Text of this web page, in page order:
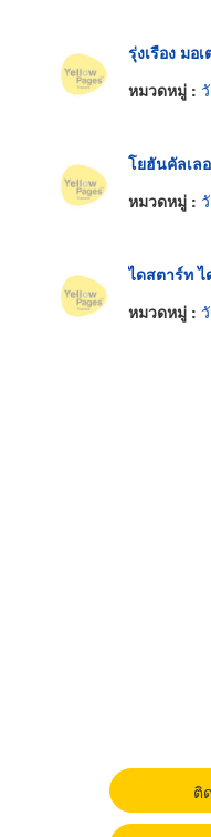
รุ่งเรือง มอ
หมวดหมู่ :
โยฮันคัลเล
หมวดหมู่ :
ไดสตาร์ท
หมวดหมู่ :
ติ